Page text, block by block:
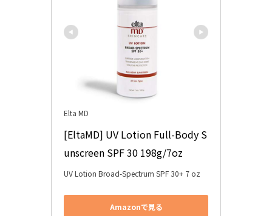
Elta MD
[EltaMD] UV Lotion Full-Body S
unscreen SPF 30 198g/7oz
UV Lotion Broad-Spectrum SPF 30+ 7 oz
Amazonで見る